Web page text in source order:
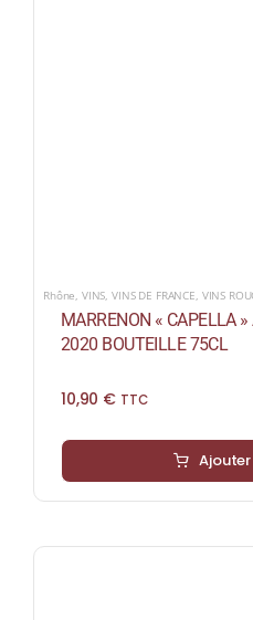
Rhône VINS ,VINS DE FRANCE VINS
MARRENON « CAPELLA
2020 BOUTEILLE 75CL
10,90 € TTC